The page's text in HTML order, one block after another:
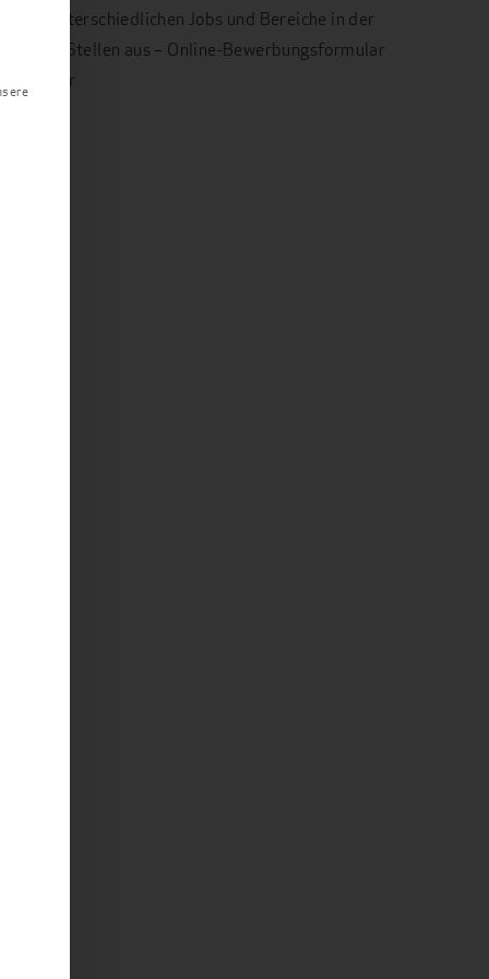
die unterschiedlichen Jobs und Bereiche in der
Stellen aus – Online-Bewerbungsformular
unter